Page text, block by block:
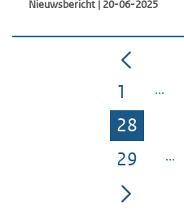
Nieuwsbericht | 20-06-2025
Pagina
1
Pagina
28
Pagina
29